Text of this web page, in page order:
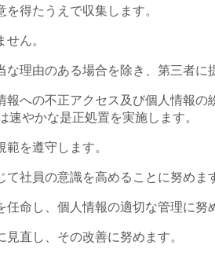
得たうえで収集します。
ん。
理由のある場合を除き、第三者に
への不正アクセス及び個人情報
やかな是正処置を実施します。
を遵守します。
社員の意識を高めることに努めま
命し、個人情報の適切な管理に努
直し、その改善に努めます。